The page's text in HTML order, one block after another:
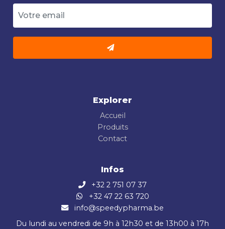
Explorer
Accueil
Produits
Contact
Infos
+32 2 751 07 37
+32 47 22 63 720
info@speedypharma.be
Du lundi au vendredi de 9h à 12h30 et de 13h00 à 17h